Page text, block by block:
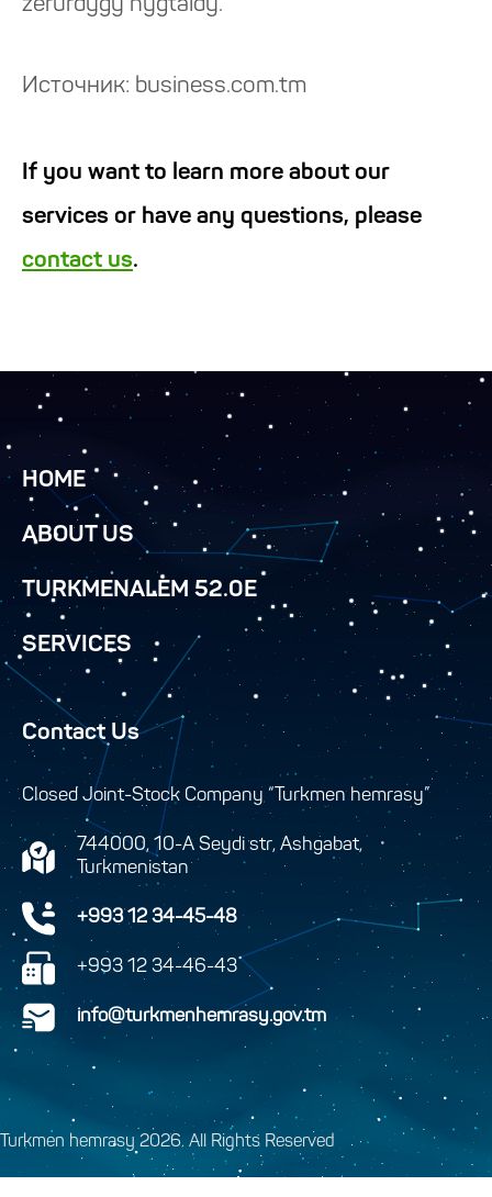
zerurdygy nygtaldy.
Источник: business.com.tm
If you want to learn more about our
services or have any questions, please
contact us.
HOME
ABOUT US
TURKMENALEM 52.0E
SERVICES
Contact Us
Closed Joint-Stock Company “Turkmen hemrasy”
744000, 10-A Seydi str, Ashgabat,
Turkmenistan
+993 12 34-45-48
+993 12 34-46-43
info@turkmenhemrasy.gov.tm
Turkmen hemrasy 2026. All Rights Reserved